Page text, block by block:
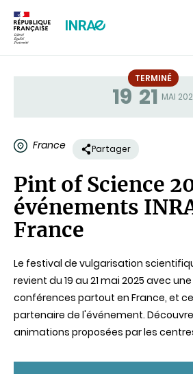
19 21 MAI
Statut
TERMINÉ
France Partager
Pint of Science
événements
France
Le festival de vulgarisation
revient du 19 au 21 mai 2025 avec
conférences partout en France, et
partenaire de l'événement.
animations proposées par les